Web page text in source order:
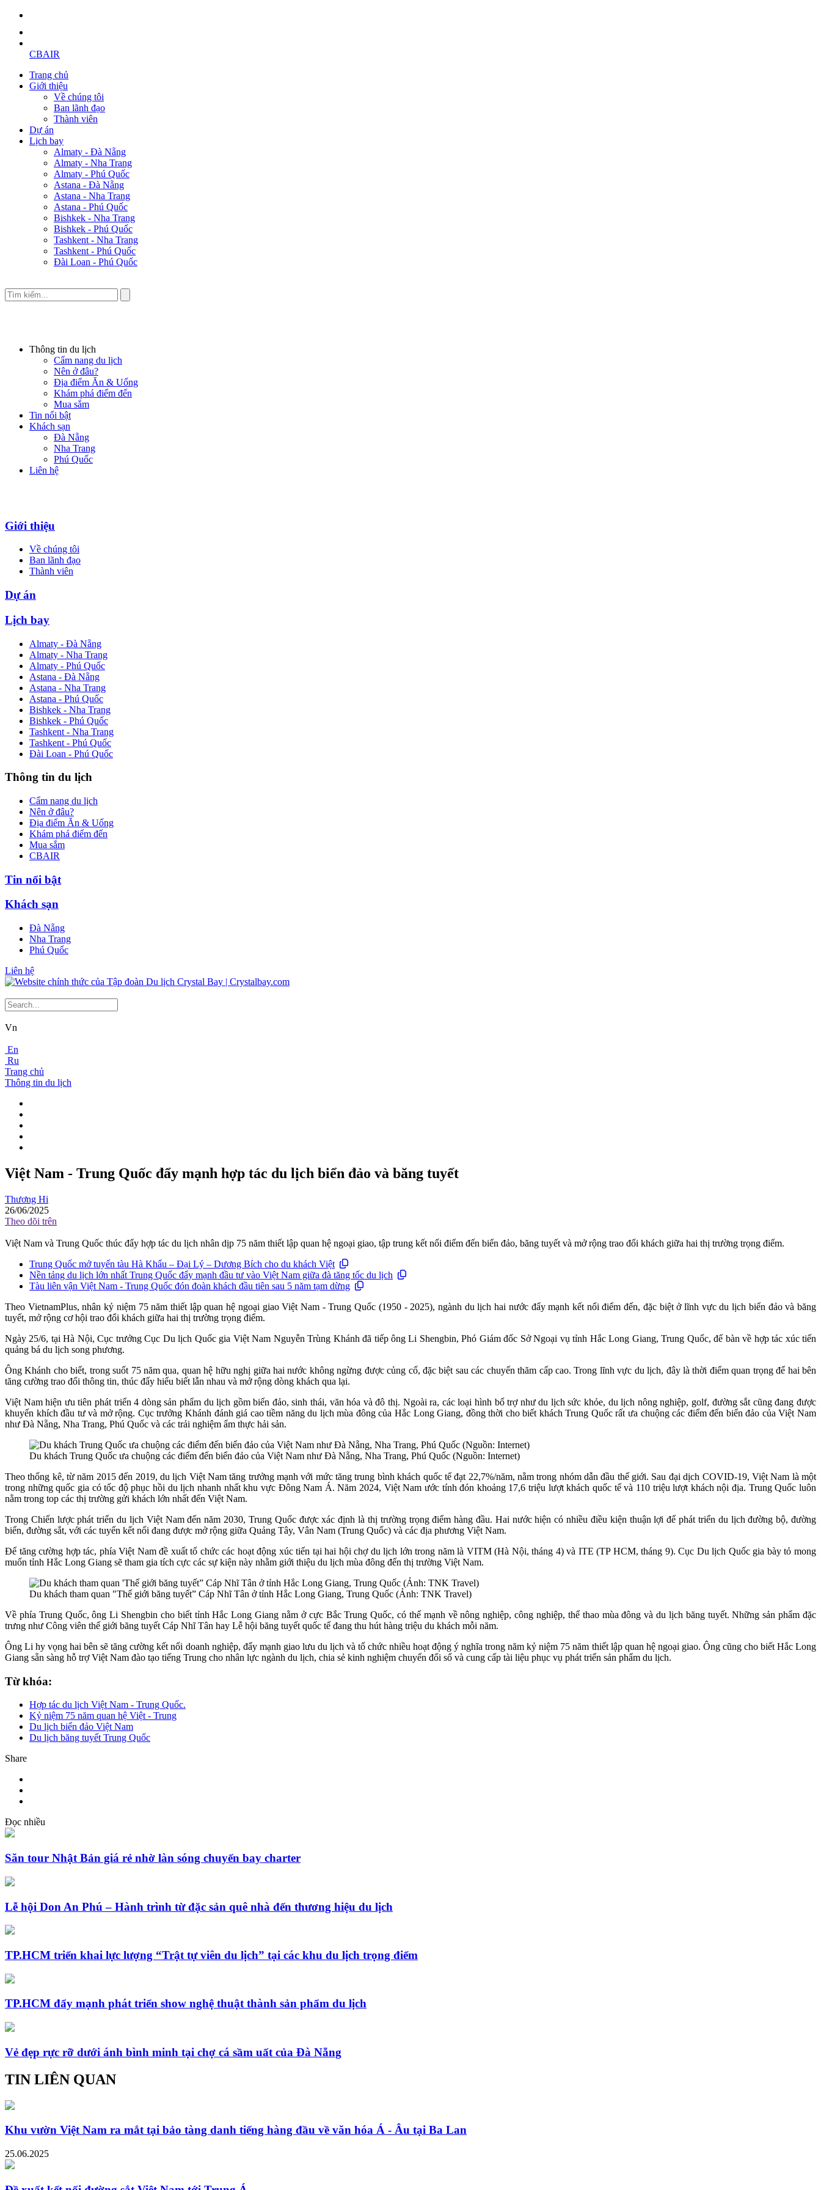
CBAIR
Trang chủ
Giới thiệu
Về chúng tôi
Ban lãnh đạo
Thành viên
Dự án
Lịch bay
Almaty - Đà Nẵng
Almaty - Nha Trang
Almaty - Phú Quốc
Astana - Đà Nẵng
Astana - Nha Trang
Astana - Phú Quốc
Bishkek - Nha Trang
Bishkek - Phú Quốc
Tashkent - Nha Trang
Tashkent - Phú Quốc
Đài Loan - Phú Quốc
Thông tin du lịch
Cẩm nang du lịch
Nên ở đâu?
Địa điểm Ăn & Uống
Khám phá điểm đến
Mua sắm
Tin nổi bật
Khách sạn
Đà Nẵng
Nha Trang
Phú Quốc
Liên hệ
Giới thiệu
Về chúng tôi
Ban lãnh đạo
Thành viên
Dự án
Lịch bay
Almaty - Đà Nẵng
Almaty - Nha Trang
Almaty - Phú Quốc
Astana - Đà Nẵng
Astana - Nha Trang
Astana - Phú Quốc
Bishkek - Nha Trang
Bishkek - Phú Quốc
Tashkent - Nha Trang
Tashkent - Phú Quốc
Đài Loan - Phú Quốc
Thông tin du lịch
Cẩm nang du lịch
Nên ở đâu?
Địa điểm Ăn & Uống
Khám phá điểm đến
Mua sắm
CBAIR
Tin nổi bật
Khách sạn
Đà Nẵng
Nha Trang
Phú Quốc
Liên hệ
Vn
En
Ru
Trang chủ
Thông tin du lịch
Việt Nam - Trung Quốc đẩy mạnh hợp tác du lịch biển đảo và băng tuyết
Thương Hi
26/06/2025
Theo dõi trên
Việt Nam và Trung Quốc thúc đẩy hợp tác du lịch nhân dịp 75 năm thiết lập quan hệ ngoại giao, tập trung kết nối điểm đến biển đảo, băng tuyết và mở rộng trao đổi khách giữa hai thị trường trọng điểm.
Trung Quốc mở tuyến tàu Hà Khẩu – Đại Lý – Dương Bích cho du khách Việt
Nền tảng du lịch lớn nhất Trung Quốc đẩy mạnh đầu tư vào Việt Nam giữa đà tăng tốc du lịch
Tàu liên vận Việt Nam - Trung Quốc đón đoàn khách đầu tiên sau 5 năm tạm dừng
Theo VietnamPlus, nhân kỷ niệm 75 năm thiết lập quan hệ ngoại giao Việt Nam - Trung Quốc (1950 - 2025), ngành du lịch hai nước đẩy mạnh kết nối điểm đến, đặc biệt ở lĩnh vực du lịch biển đảo và băng
tuyết, mở rộng cơ hội trao đổi khách giữa hai thị trường trọng điểm.
Ngày 25/6, tại Hà Nội, Cục trưởng Cục Du lịch Quốc gia Việt Nam Nguyễn Trùng Khánh đã tiếp ông Li Shengbin, Phó Giám đốc Sở Ngoại vụ tỉnh Hắc Long Giang, Trung Quốc, để bàn về hợp tác xúc tiến
quảng bá du lịch song phương.
Ông Khánh cho biết, trong suốt 75 năm qua, quan hệ hữu nghị giữa hai nước không ngừng được củng cố, đặc biệt sau các chuyến thăm cấp cao. Trong lĩnh vực du lịch, đây là thời điểm quan trọng để hai bên
tăng cường trao đổi thông tin, thúc đẩy hiểu biết lẫn nhau và mở rộng dòng khách qua lại.
Việt Nam hiện ưu tiên phát triển 4 dòng sản phẩm du lịch gồm biển đảo, sinh thái, văn hóa và đô thị. Ngoài ra, các loại hình bổ trợ như du lịch sức khỏe, du lịch nông nghiệp, golf, đường sắt cũng đang được
khuyến khích đầu tư và mở rộng. Cục trưởng Khánh đánh giá cao tiềm năng du lịch mùa đông của Hắc Long Giang, đồng thời cho biết khách Trung Quốc rất ưa chuộng các điểm đến biển đảo của Việt Nam
như Đà Nẵng, Nha Trang, Phú Quốc và các trải nghiệm ẩm thực hải sản.
Du khách Trung Quốc ưa chuộng các điểm đến biển đảo của Việt Nam như Đà Nẵng, Nha Trang, Phú Quốc (Nguồn: Internet)
Theo thống kê, từ năm 2015 đến 2019, du lịch Việt Nam tăng trưởng mạnh với mức tăng trung bình khách quốc tế đạt 22,7%/năm, nằm trong nhóm dẫn đầu thế giới. Sau đại dịch COVID-19, Việt Nam là một
trong những quốc gia có tốc độ phục hồi du lịch nhanh nhất khu vực Đông Nam Á. Năm 2024, Việt Nam ước tính đón khoảng 17,6 triệu lượt khách quốc tế và 110 triệu lượt khách nội địa. Trung Quốc luôn
nằm trong top các thị trường gửi khách lớn nhất đến Việt Nam.
Trong Chiến lược phát triển du lịch Việt Nam đến năm 2030, Trung Quốc được xác định là thị trường trọng điểm hàng đầu. Hai nước hiện có nhiều điều kiện thuận lợi để phát triển du lịch đường bộ, đường
biển, đường sắt, với các tuyến kết nối đang được mở rộng giữa Quảng Tây, Vân Nam (Trung Quốc) và các địa phương Việt Nam.
Để tăng cường hợp tác, phía Việt Nam đề xuất tổ chức các hoạt động xúc tiến tại hai hội chợ du lịch lớn trong năm là VITM (Hà Nội, tháng 4) và ITE (TP HCM, tháng 9). Cục Du lịch Quốc gia bày tỏ mong
muốn tỉnh Hắc Long Giang sẽ tham gia tích cực các sự kiện này nhằm giới thiệu du lịch mùa đông đến thị trường Việt Nam.
Du khách tham quan "Thế giới băng tuyết” Cáp Nhĩ Tân ở tỉnh Hắc Long Giang, Trung Quốc (Ảnh: TNK Travel)
Về phía Trung Quốc, ông Li Shengbin cho biết tỉnh Hắc Long Giang nằm ở cực Bắc Trung Quốc, có thế mạnh về nông nghiệp, công nghiệp, thể thao mùa đông và du lịch băng tuyết. Những sản phẩm đặc
trưng như Công viên thế giới băng tuyết Cáp Nhĩ Tân hay Lễ hội băng tuyết quốc tế đang thu hút hàng triệu du khách mỗi năm.
Ông Li hy vọng hai bên sẽ tăng cường kết nối doanh nghiệp, đẩy mạnh giao lưu du lịch và tổ chức nhiều hoạt động ý nghĩa trong năm kỷ niệm 75 năm thiết lập quan hệ ngoại giao. Ông cũng cho biết Hắc Long
Giang sẵn sàng hỗ trợ Việt Nam đào tạo tiếng Trung cho nhân lực ngành du lịch, chia sẻ kinh nghiệm chuyển đổi số và cung cấp tài liệu phục vụ phát triển sản phẩm du lịch.
Từ khóa:
Hợp tác du lịch Việt Nam - Trung Quốc.
Kỷ niệm 75 năm quan hệ Việt - Trung
Du lịch biển đảo Việt Nam
Du lịch băng tuyết Trung Quốc
Share
Đọc nhiều
Săn tour Nhật Bản giá rẻ nhờ làn sóng chuyến bay charter
Lễ hội Don An Phú – Hành trình từ đặc sản quê nhà đến thương hiệu du lịch
TP.HCM triển khai lực lượng “Trật tự viên du lịch” tại các khu du lịch trọng điểm
TP.HCM đẩy mạnh phát triển show nghệ thuật thành sản phẩm du lịch
Vẻ đẹp rực rỡ dưới ánh bình minh tại chợ cá sầm uất của Đà Nẵng
TIN LIÊN QUAN
Khu vườn Việt Nam ra mắt tại bảo tàng danh tiếng hàng đầu về văn hóa Á - Âu tại Ba Lan
25.06.2025